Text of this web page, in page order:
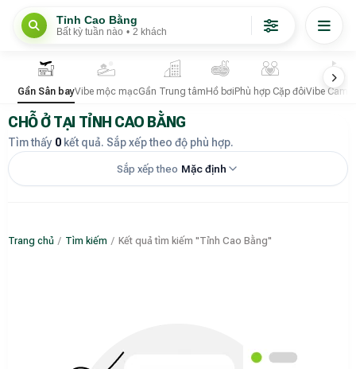
Tỉnh Cao Bằng
Bất kỳ tuần nào • 2 khách
Gần Sân bayVibe mộc mạcGần Trung tâm Hồ bơi Phù hợp Cặp đôiVibe
CHỖ Ở TẠI TỈNH CAO BẰNG
Tìm thấy 0 kết quả. Sắp xếp theo độ phù hợp.
Sắp xếp theo Mặc định
Trang chủ / Tìm kiếm / Kết quả tìm kiếm "Tỉnh Cao Bằng"